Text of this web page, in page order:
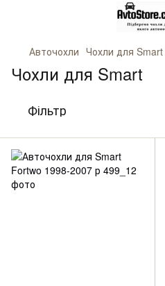
Авточохли Чохли для Smart
Чохли для Smart
Фільтр